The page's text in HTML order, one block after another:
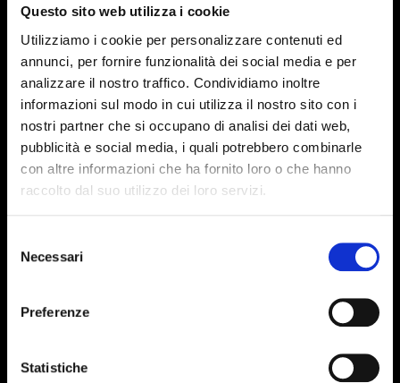
Questo sito web utilizza i cookie
Utilizziamo i cookie per personalizzare contenuti ed
annunci, per fornire funzionalità dei social media e per
analizzare il nostro traffico. Condividiamo inoltre
informazioni sul modo in cui utilizza il nostro sito con i
nostri partner che si occupano di analisi dei dati web,
pubblicità e social media, i quali potrebbero combinarle
con altre informazioni che ha fornito loro o che hanno
raccolto dal suo utilizzo dei loro servizi.
delNecessari
Preferenze
Statistiche